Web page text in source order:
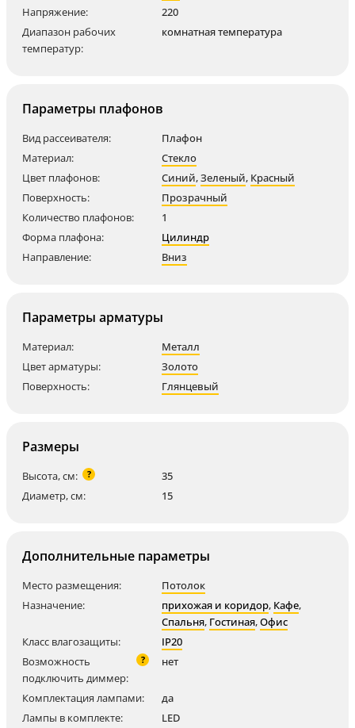
Напряжение:
220
Диапазон рабочих
температур:
комнатная температура
Параметры плафонов
Вид рассеивателя:
Плафон
Материал:
Стекло
Цвет плафонов:
Синий,Зеленый, Красный
Поверхность:
Прозрачный
Количество плафонов:
1
Форма плафона:
Цилиндр
Направление:
Вниз
Параметры арматуры
Материал:
Металл
Цвет арматуры:
Золото
Поверхность:
Глянцевый
Размеры
Высота, см: ?
35
Диаметр, см:
15
Дополнительные параметры
Место размещения:
Потолок
Назначение:
прихожая и коридор, Кафе,
Спальня, Гостиная,Офис
Класс влагозащиты:
IP20
Возможность
подключить диммер:
? нет
Комплектация лампами:
да
Лампы в комплекте:
LED